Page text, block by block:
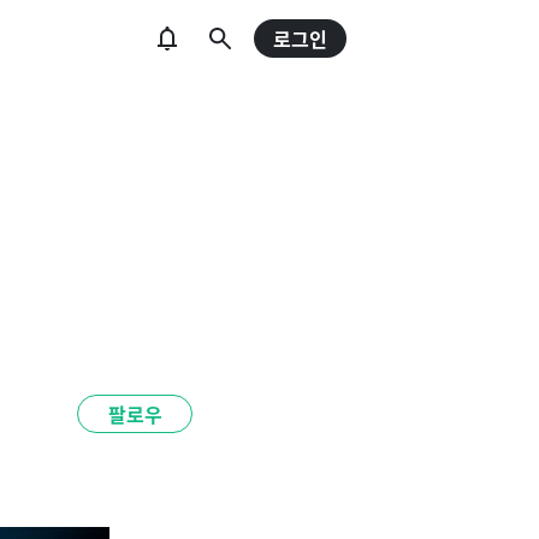
로그인
팔로우